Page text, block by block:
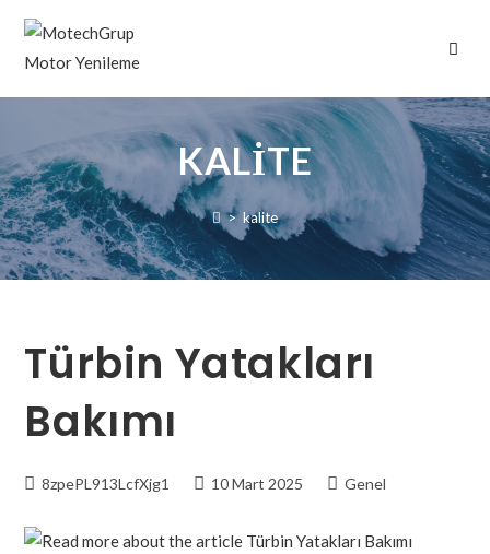
KALITE
> kalite
Türbin Yatakları
Bakımı
8zpePL913LcfXjg1 10 Mart 2025 Genel